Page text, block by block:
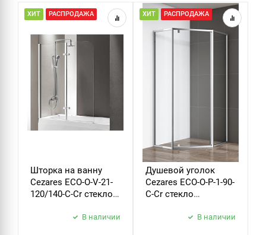
ХИТ РАСПРОДАЖА
Шторка на ванну
Cezares ECO-O-V-21-
120/140-C-Cr стекло
В наличии
ХИТ РАСПРОДАЖА
Душевой уголок
Cezares ECO-O-P-1-90-
C-Cr стекло
В наличии